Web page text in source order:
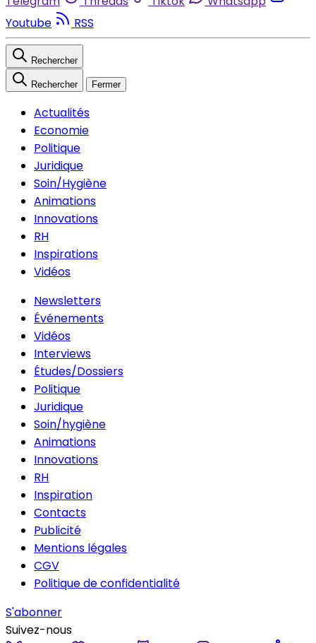
Youtube
RSS
Rechercher
Rechercher Fermer
Actualités
Economie
Politique
Juridique
Soin/Hygiène
Animations
Innovations
RH
Inspirations
Vidéos
Newsletters
Événements
Vidéos
Interviews
Études/Dossiers
Politique
Juridique
Soin/hygiène
Animations
Innovations
RH
Inspiration
Contacts
Publicité
Mentions légales
CGV
Politique de confidentialité
S'abonner
Suivez-nous